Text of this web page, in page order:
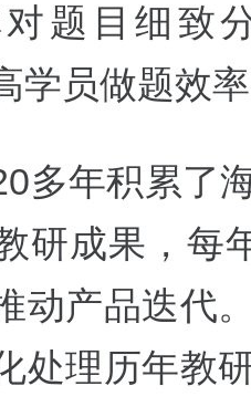
题目细致
学员做题效率
多年积累了
研成果，每
动产品迭代
处理历年教